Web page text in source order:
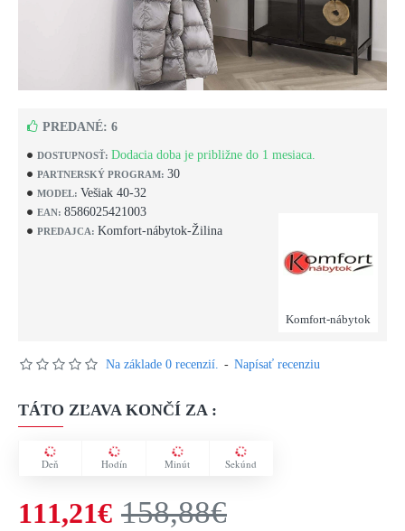
DOSTUPNOSŤ: Dodacia doba je približne do 1 mesiaca.
PARTNERSKÝ PROGRAM: 30
MODEL: Vešiak 40-32
EAN: 8586025421003
PREDAJCA: Komfort-nábytok-Žilina
Komfort-nábytok
PREDANÉ: 6
Na základe 0 recenzií. - Napísať recenziu
TÁTO ZĽAVA KONČÍ ZA :
Deň Hodín Minút Sekúnd
111,21€ 158,88€